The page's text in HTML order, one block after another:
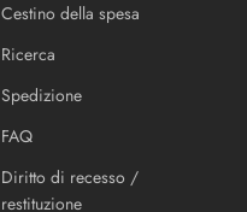
Cestino della spesa
Ricerca
Spedizione
FAQ
Diritto di recesso /
restituzione